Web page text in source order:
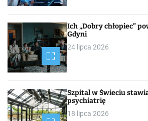
Ich „Dobry chłopiec”
Gdyni
24 lipca 2026
Szpital w Świeciu
psychiatrię
18 lipca 2026